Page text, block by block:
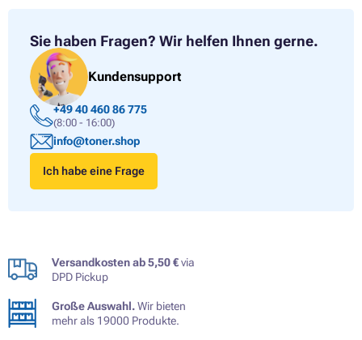
Sie haben Fragen? Wir helfen Ihnen gerne.
Kundensupport
+49 40 460 86 775
(8:00 - 16:00)
info@toner.shop
Ich habe eine Frage
Versandkosten ab 5,50 €via
DPD Pickup
Große Auswahl.Wir bieten
mehr als 19000 Produkte.